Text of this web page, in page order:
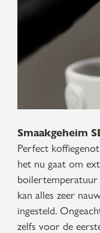
Smaakgeheim
Perfect
het nu gaat om
boilertemperatuur
kan alles zeer
ingesteld.
zelfs voor de